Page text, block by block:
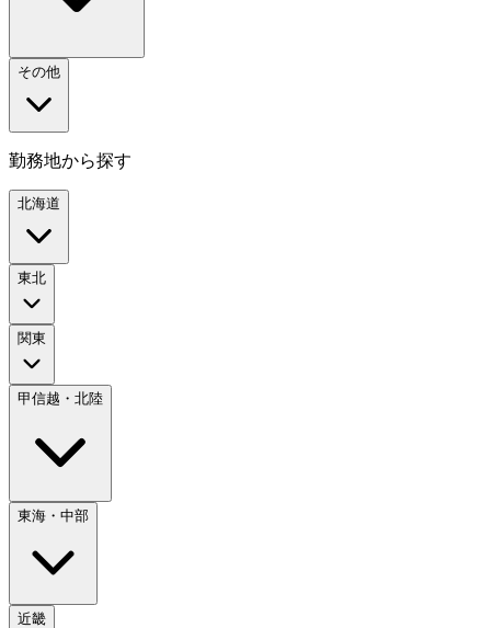
その他
勤務地から探す
北海道
東北
関東
甲信越・北陸
東海・中部
近畿